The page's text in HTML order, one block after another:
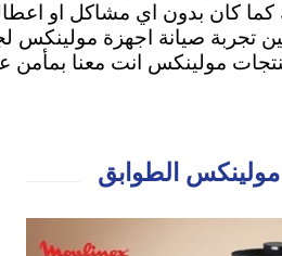
لتحسين تجربة صيانة اجهزة
مولينكس انت معنا
الطوابق